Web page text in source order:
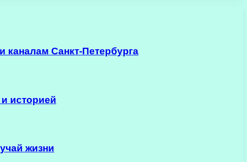
каналам Санкт-Петербурга
историей
жизни